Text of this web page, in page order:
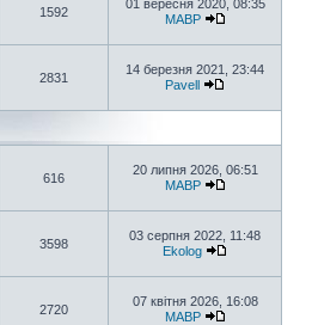
1592
01 вересня 2020, 08:35
MABP
2831
14 березня 2021, 23:44
Pavell
616
20 липня 2026, 06:51
MABP
3598
03 серпня 2022, 11:48
Ekolog
2720
07 квітня 2026, 16:08
MABP